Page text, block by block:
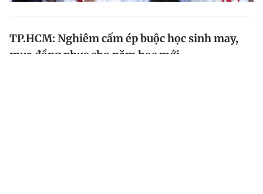
TP.HCM: Nghiêm cấm ép buộc học sinh may,
mua đồng phục cho năm học mới